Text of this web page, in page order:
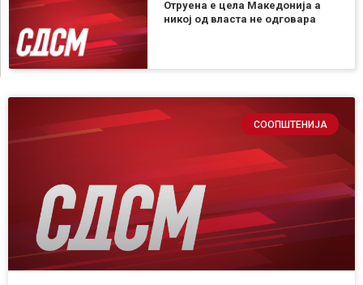
Отруена е цела Македонија а
никој од власта не одговара
СООПШТЕНИЈА